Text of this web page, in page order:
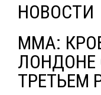
НОВОСТИ
МMA:
ЛОНДОНЕ
ТРЕТЬЕМ